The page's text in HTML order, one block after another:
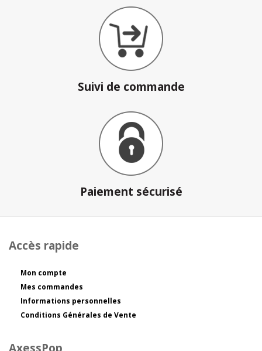
Suivi de commande
Paiement sécurisé
Accès rapide
Mon compte
Mes commandes
Informations personnelles
Conditions Générales de Vente